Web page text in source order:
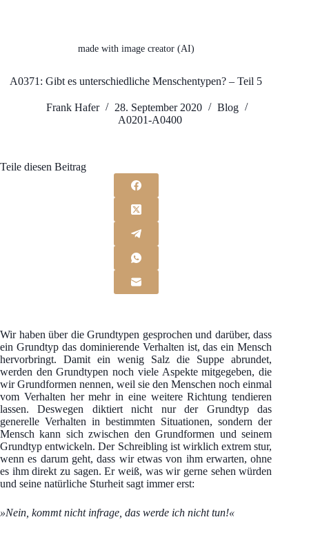
made with image creator (AI)
A0371: Gibt es unterschiedliche Menschentypen? – Teil 5
Frank Hafer 28. September 2020
Blog
A0201-A0400
Teile diesen Beitrag
Wir haben über die Grundtypen gesprochen und darüber, dass
ein Grundtyp das dominierende Verhalten ist, das ein Mensch
hervorbringt. Damit ein wenig Salz die Suppe abrundet,
werden den Grundtypen noch viele Aspekte mitgegeben, die
wir Grundformen nennen, weil sie den Menschen noch einmal
vom Verhalten her mehr in eine weitere Richtung tendieren
lassen. Deswegen diktiert nicht nur der Grundtyp das
generelle Verhalten in bestimmten Situationen, sondern der
Mensch kann sich zwischen den Grundformen und seinem
Grundtyp entwickeln. Der Schreibling ist wirklich extrem stur,
wenn es darum geht, dass wir etwas von ihm erwarten, ohne
es ihm direkt zu sagen. Er weiß, was wir gerne sehen würden
und seine natürliche Sturheit sagt immer erst:
»Nein, kommt nicht infrage, das werde ich nicht tun!«